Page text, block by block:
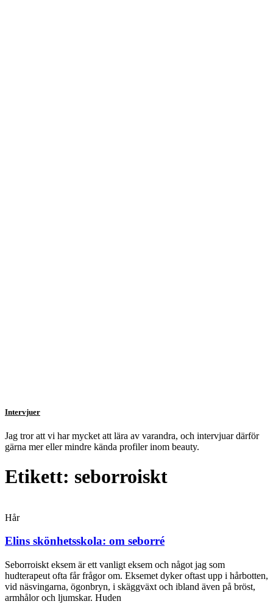
Intervjuer
Jag tror att vi har mycket att lära av varandra, och intervjuar därför
gärna mer eller mindre kända profiler inom beauty.
Etikett: seborroiskt
Hår
Elins skönhetsskola: om seborré
Seborroiskt eksem är ett vanligt eksem och något jag som
hudterapeut ofta får frågor om. Eksemet dyker oftast upp i hårbotten,
vid näsvingarna, ögonbryn, i skäggväxt och ibland även på bröst,
armhålor och ljumskar. Huden